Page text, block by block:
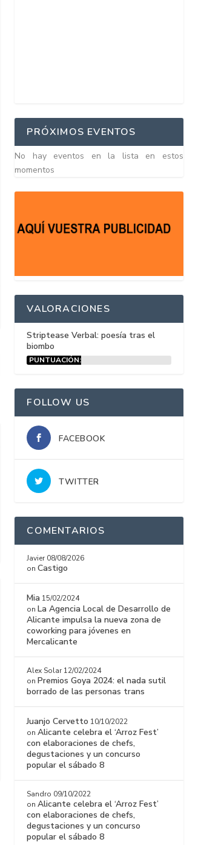
PRÓXIMOS EVENTOS
No hay eventos en la lista en estos
momentos
VALORACIONES
Striptease Verbal: poesía tras el
biombo
PUNTUACIÓN:
FOLLOW US
FACEBOOK
TWITTER
COMENTARIOS
Javier 08/08/2026
onCastigo
Mia 15/02/2024
on La Agencia Local de Desarrollo de
Alicante impulsa la nueva zona de
coworking para jóvenes en
Mercalicante
Alex Solar 12/02/2024
on Premios Goya 2024: el nada sutil
borrado de las personas trans
Juanjo Cervetto 10/10/2022
onAlicante celebra el ‘Arroz Fest’
con elaboraciones de chefs,
degustaciones y un concurso
popular el sábado 8
Sandro 09/10/2022
onAlicante celebra el ‘Arroz Fest’
con elaboraciones de chefs,
degustaciones y un concurso
popular el sábado 8